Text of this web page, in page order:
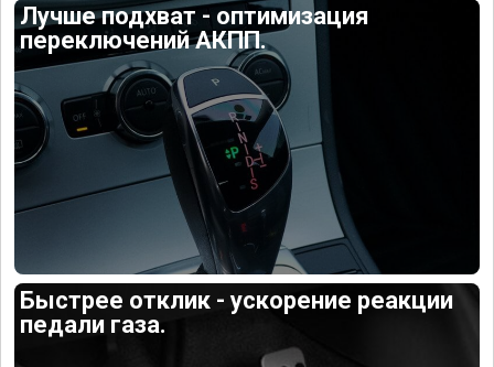
Лучше подхват - оптимизация
переключений АКПП.
Быстрее отклик - ускорение реакции
педали газа.